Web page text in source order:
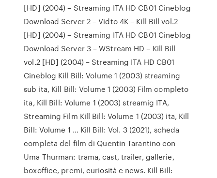
[HD] (2004) – Streaming ITA HD CB01 Cineblog
Download Server 2 – Vidto 4K – Kill Bill vol.2
[HD] (2004) – Streaming ITA HD CB01 Cineblog
Download Server 3 – WStream HD – Kill Bill
vol.2 [HD] (2004) – Streaming ITA HD CB01
Cineblog Kill Bill: Volume 1 (2003) streaming
sub ita, Kill Bill: Volume 1 (2003) Film completo
ita, Kill Bill: Volume 1 (2003) streamig ITA,
Streaming Film Kill Bill: Volume 1 (2003) ita, Kill
Bill: Volume 1 … Kill Bill: Vol. 3 (2021), scheda
completa del film di Quentin Tarantino con
Uma Thurman: trama, cast, trailer, gallerie,
boxoffice, premi, curiosità e news. Kill Bill: